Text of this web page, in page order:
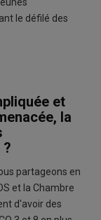
le défilé des
et
la
partageons en
et la Chambre
d'avoir des